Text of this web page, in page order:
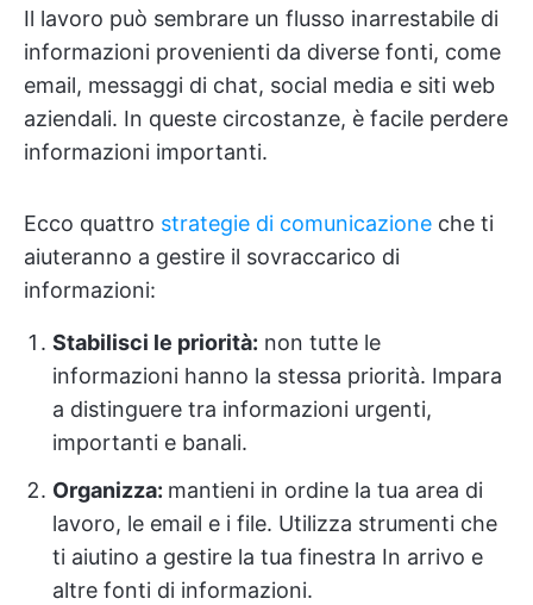
Il lavoro può sembrare un flusso inarrestabile di
informazioni provenienti da diverse fonti, come
email, messaggi di chat, social media e siti web
aziendali. In queste circostanze, è facile perdere
informazioni importanti.
Ecco quattro strategie di comunicazione che ti
aiuteranno a gestire il sovraccarico di
informazioni:
Stabilisci le priorità: non tutte le
informazioni hanno la stessa priorità. Impara
a distinguere tra informazioni urgenti,
importanti e banali.
Organizza: mantieni in ordine la tua area di
lavoro, le email e i file. Utilizza strumenti che
ti aiutino a gestire la tua finestra In arrivo e
altre fonti di informazioni.